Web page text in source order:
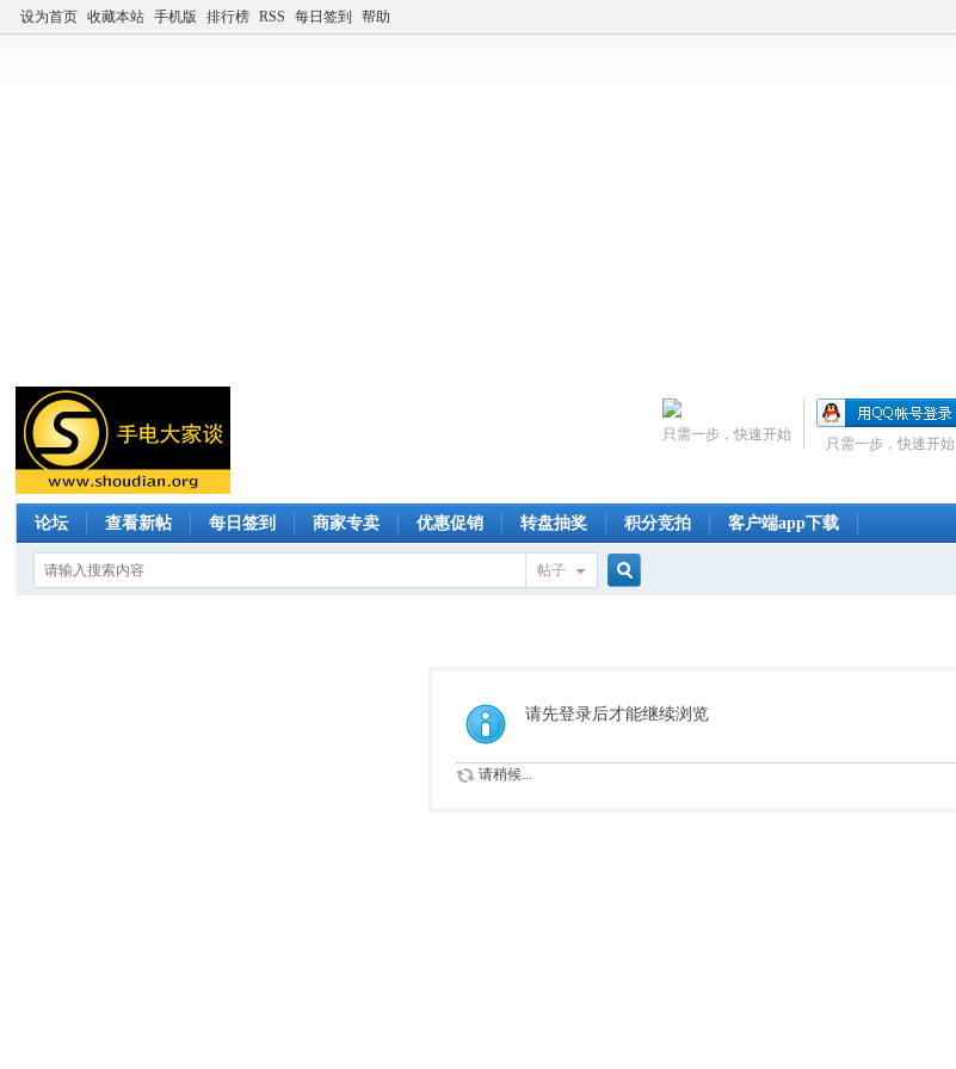
设为首页 收藏本站 手机版 排行榜 RSS 每日签到 帮助
只需一步，快速开始
只需一步，快速开始
论坛 查看新帖 每日签到 商家专卖 优惠促销 转盘抽奖 积分竞拍 客户端app下载
帖子
索
请先登录后才能继续浏览
请稍候...